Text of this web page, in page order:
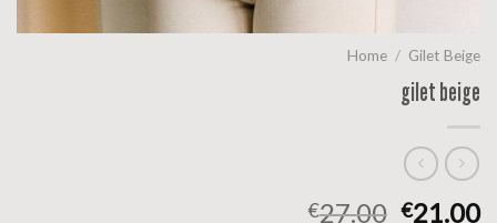
Home / Gilet Beige
gilet beige
€27.00 €21.00